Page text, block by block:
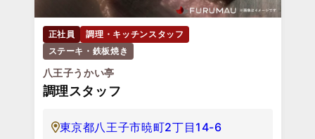
正社員
調理・キッチンスタッフ
ステーキ・鉄板焼き
八王子うかい亭
調理スタッフ
東京都八王子市暁町2丁目14-6